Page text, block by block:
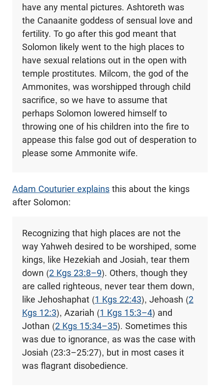
have any mental pictures. Ashtoreth was
the Canaanite goddess of sensual love and
fertility. To go after this god meant that
Solomon likely went to the high places to
have sexual relations out in the open with
temple prostitutes. Milcom, the god of the
Ammonites, was worshipped through child
sacrifice, so we have to assume that
perhaps Solomon lowered himself to
throwing one of his children into the fire to
appease this false god out of desperation to
please some Ammonite wife.
Adam Couturier explains this about the kings
after Solomon:
Recognizing that high places are not the
way Yahweh desired to be worshiped, some
kings, like Hezekiah and Josiah, tear them
down (2 Kgs 23:8–9). Others, though they
are called righteous, never tear them down,
like Jehoshaphat (1 Kgs 22:43), Jehoash (2
Kgs 12:3), Azariah (1 Kgs 15:3–4) and
Jothan (2 Kgs 15:34–35). Sometimes this
was due to ignorance, as was the case with
Josiah (23:3–25:27), but in most cases it
was flagrant disobedience.